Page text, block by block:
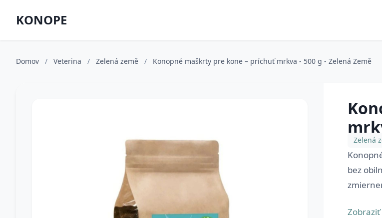
KONOPE
Domov / Veterina / Zelená země / Konopné maškrty pre kone – príchuť mrkva - 500 g - Zelená Země
Zelená
bez
Zobraziť